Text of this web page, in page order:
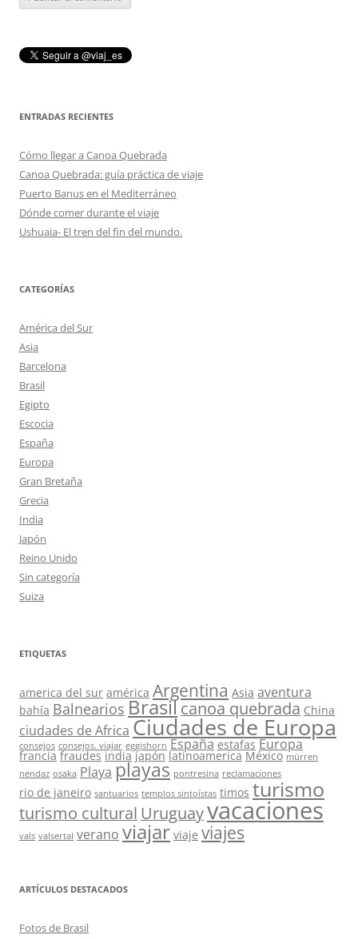
ENTRADAS RECIENTES
Cómo llegar a Canoa Quebrada
Canoa Quebrada: guía práctica de viaje
Puerto Banus en el Mediterráneo
Dónde comer durante el viaje
Ushuaia- El tren del fin del mundo.
CATEGORÍAS
América del Sur
Asia
Barcelona
Brasil
Egipto
Escocia
España
Europa
Gran Bretaña
Grecia
India
Japón
Reino Unido
Sin categoría
Suiza
ETIQUETAS
america del sur américa Argentina Asia aventura
bahía Balnearios Brasilcanoa quebrada China
ciudades de Africa Ciudades de Europa
consejos consejos. viajar eggishorn España estafas Europa
francia fraudes india japón latinoamerica México mürren
nendaz osaka Playa playas pontresina reclamaciones
rio de janeiro santuarios templos sintoístas timos turismo
turismo cultural Uruguayvacaciones
vals valsertal verano viajar viaje viajes
ARTÍCULOS DESTACADOS
Fotos de Brasil